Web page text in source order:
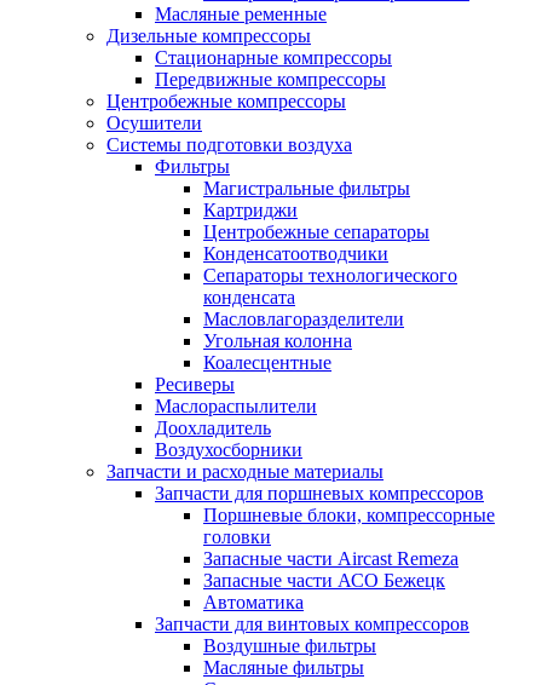
Масляные ременные
Дизельные компрессоры
Стационарные компрессоры
Передвижные компрессоры
Центробежные компрессоры
Осушители
Системы подготовки воздуха
Фильтры
Магистральные фильтры
Картриджи
Центробежные сепараторы
Конденсатоотводчики
Сепараторы технологического
конденсата
Масловлагоразделители
Угольная колонна
Коалесцентные
Ресиверы
Маслораспылители
Доохладитель
Воздухосборники
Запчасти и расходные материалы
Запчасти для поршневых компрессоров
Поршневые блоки, компрессорные
головки
Запасные части Aircast Remeza
Запасные части АСО Бежецк
Автоматика
Запчасти для винтовых компрессоров
Воздушные фильтры
Масляные фильтры